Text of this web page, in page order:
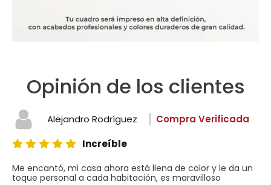
Opinión de los clientes
Alejandro Rodríguez
Compra Verificada
Increíble
Me encantó, mi casa ahora está llena de color y le da un
toque personal a cada habitación, es maravilloso